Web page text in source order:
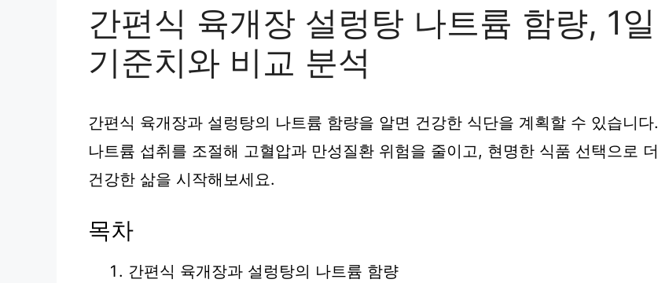
간편식 육개장 설렁탕 나트륨 함량, 1일
기준치와 비교 분석
간편식 육개장과 설렁탕의 나트륨 함량을 알면 건강한 식단을 계획할 수 있습니다.
나트륨 섭취를 조절해 고혈압과 만성질환 위험을 줄이고, 현명한 식품 선택으로 더
건강한 삶을 시작해보세요.
목차
간편식 육개장과 설렁탕의 나트륨 함량